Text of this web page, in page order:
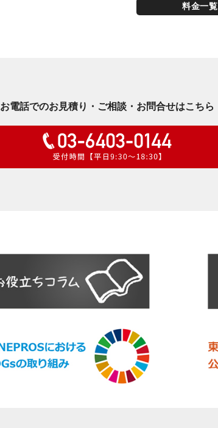
料金一覧
お電話でのお見積り・ご相談・お問合せはこちら